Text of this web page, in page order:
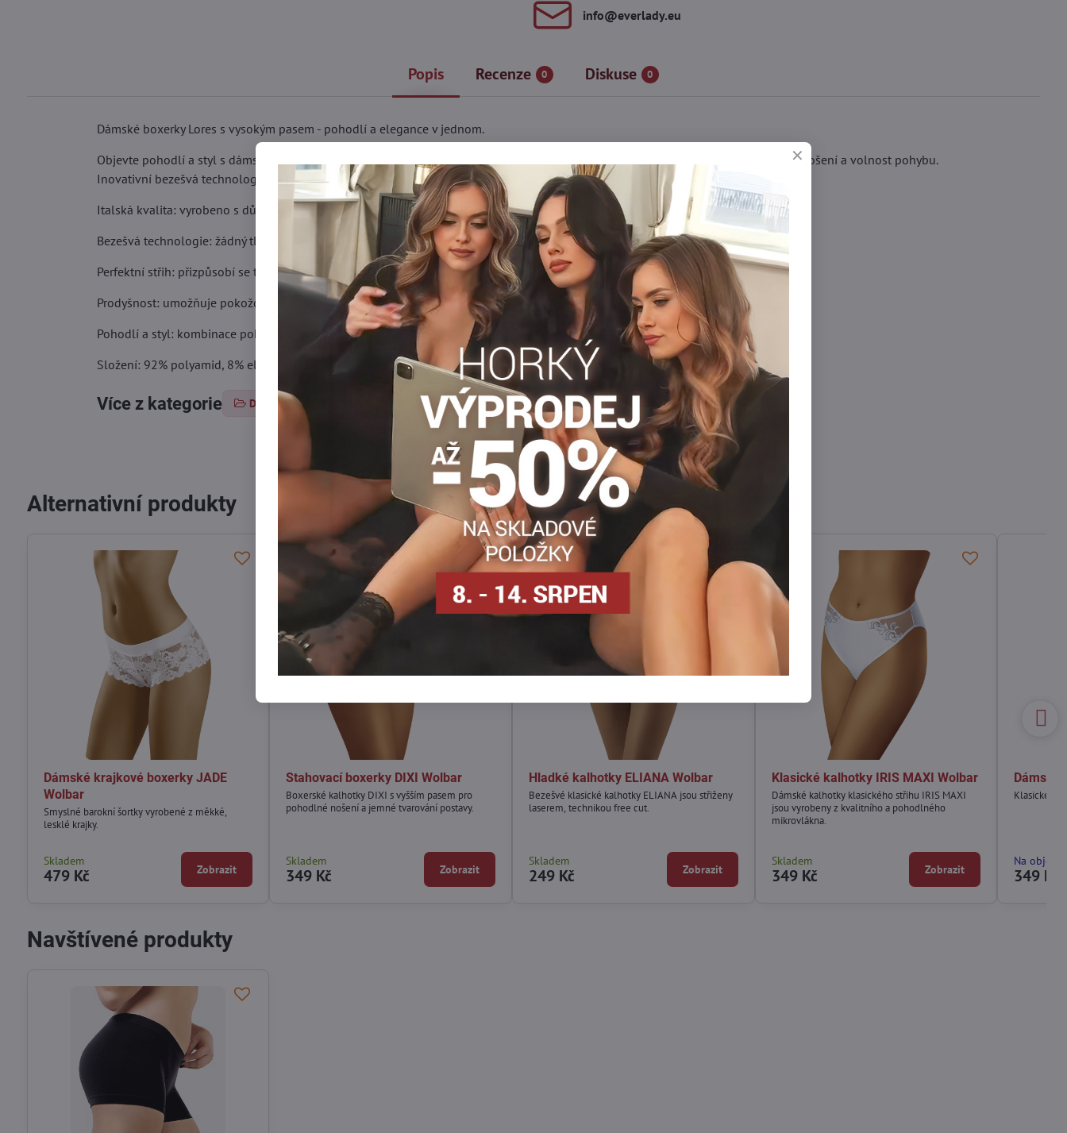
info​@everlady​.eu
Popis Recenze 0 Diskuse 0
Dámské boxerky Lores s vysokým pasem - pohodlí a elegance v jednom.
Objevte pohodlí a styl s dámskými bezešvými boxerkami Lores! Vyrobeno z nejkvalitnějších italských materiálů, zajišťují dokonalé nošení a volnost pohybu.
Inovativní bezešvá technologie zaručuje neviditelnost pod oblečením a maximální komfort nošení po celý den.
Italská kvalita: vyrobeno s důrazem na detail z nejlepších materiálů.
Bezešvá technologie: žádný tlak, odírání nebo viditelné linky pod oblečením.
Perfektní střih: přizpůsobí se tělu a poskytuje naprostou svobodu pohybu.
Prodyšnost: umožňuje pokožce dýchat, ideální pro každodenní použití a fyzickou aktivitu.
Pohodlí a styl: kombinace pohodlí a elegantního designu.
Složení: 92% polyamid, 8% elastan
Více z kategorie Dámské kalhotky Dámské boxerky Dámske boxerky Dámske boxerky
Facebook
Twitter BlueskyPinterestRedditLinkedInWhatsApp
E-
mail
Alternativní produkty
Dámské krajkové boxerky JADE
Wolbar
Smyslné barokní šortky vyrobené z měkké,
lesklé krajky.
Skladem
479 Kč Zobrazit
Stahovací boxerky DIXI Wolbar
Boxerské kalhotky DIXI s vyšším pasem pro
pohodlné nošení a jemné tvarování postavy.
Skladem
349 Kč Zobrazit
Hladké kalhotky ELIANA Wolbar
Bezešvé klasické kalhotky ELIANA jsou střiženy
laserem, technikou free cut.
Skladem
249 Kč Zobrazit
Klasické kalhotky IRIS MAXI Wolbar
Dámské kalhotky klasického střihu IRIS MAXI
jsou vyrobeny z kvalitního a pohodlného
mikrovlákna.
Skladem
349 Kč Zobrazit
Dámské
Klasické
Na
349 Kč
Navštívené produkty